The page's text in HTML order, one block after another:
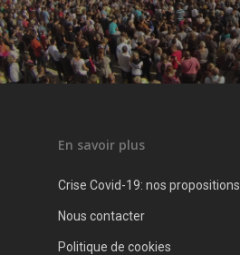
En savoir plus
Crise Covid-19: nos propositions
Nous contacter
Politique de cookies